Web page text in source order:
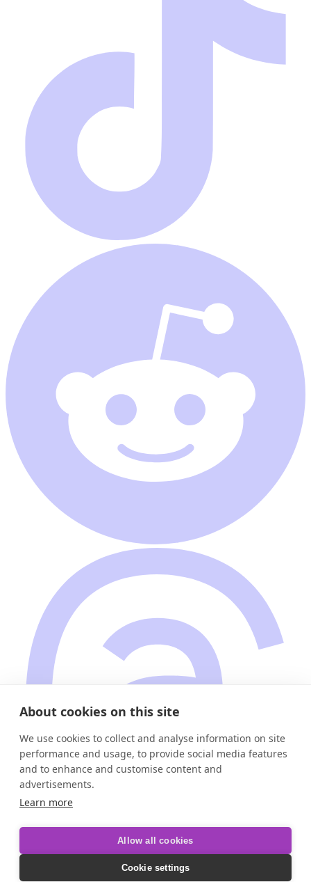
Gemaakt en gehost in de EU·
About cookies on this site
We use cookies to collect and analyse information on site
performance and usage, to provide social media features
and to enhance and customise content and
advertisements.
Learn more
Allow all cookies
Cookie settings